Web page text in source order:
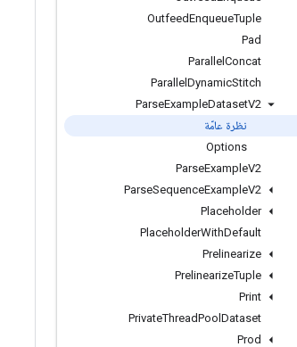
OutfeedEnqueueTuple
Pad
Parallel Concat
Parallel DynamicStitch
ParseExampleDatasetV2
نظرة عامّة
Options
ParseExampleV2
ParseSequenceExampleV2
Placeholder
PlaceholderWithDefault
Prelinearize
PrelinearizeTuple
Print
PrivateThreadPool Dataset
Prod